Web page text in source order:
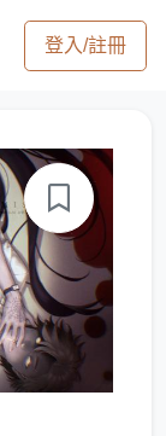
登入/註冊